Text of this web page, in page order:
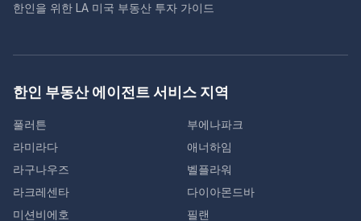
한인을 위한 LA 미국 부동산 투자 가이드
한인 부동산 에이전트 서비스 지역
풀러튼
부에나파크
라미라다
애너하임
라구나우즈
벨플라워
라크레센타
다이아몬드바
미션비에호
필랜